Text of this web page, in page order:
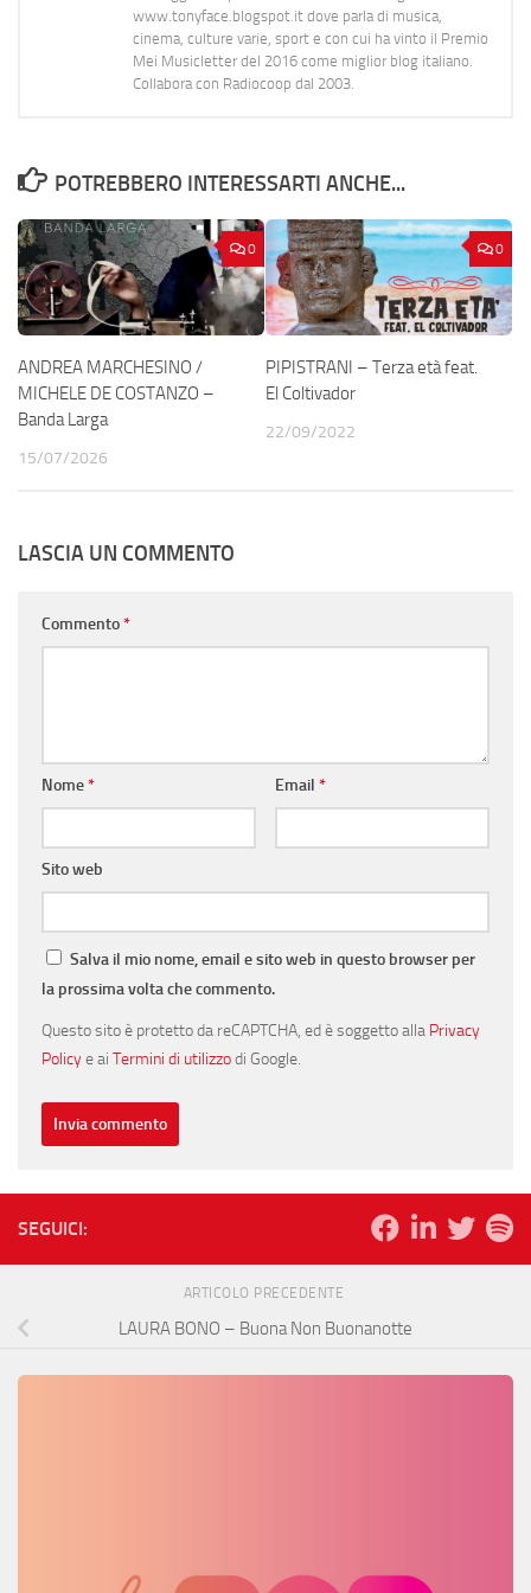
www.tonyface.blogspot.it dove parla di musica,
cinema, culture varie, sport e con cui ha vinto il Premio
Mei Musicletter del 2016 come miglior blog italiano.
Collabora con Radiocoop dal 2003.
POTREBBERO INTERESSARTI ANCHE...
0
ANDREA MARCHESINO /
MICHELE DE COSTANZO –
Banda Larga
15/07/2026
0
PIPISTRANI – Terza età feat.
El Coltivador
22/09/2022
LASCIA UN COMMENTO
Commento*
Nome* Email *
Sito web
Salva il mio nome, email e sito web in questo browser per
la prossima volta che commento.
Questo sito è protetto da reCAPTCHA, ed è soggetto alla Privacy
Policye ai Termini di utilizzodi Google.
SEGUICI:
ARTICOLO PRECEDENTE
LAURA BONO – Buona Non Buonanotte